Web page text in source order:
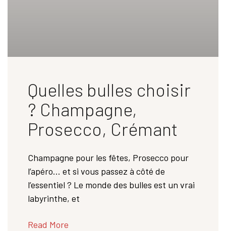
Quelles bulles choisir
? Champagne,
Prosecco, Crémant
Champagne pour les fêtes, Prosecco pour
l’apéro… et si vous passez à côté de
l’essentiel ? Le monde des bulles est un vrai
labyrinthe, et
Read More